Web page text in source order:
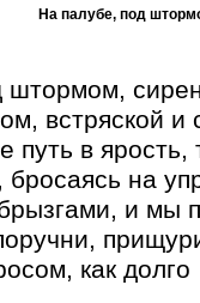
На палубе, под
штормом,
встряской
путь в ярость,
бросаясь на
и мы
как долго